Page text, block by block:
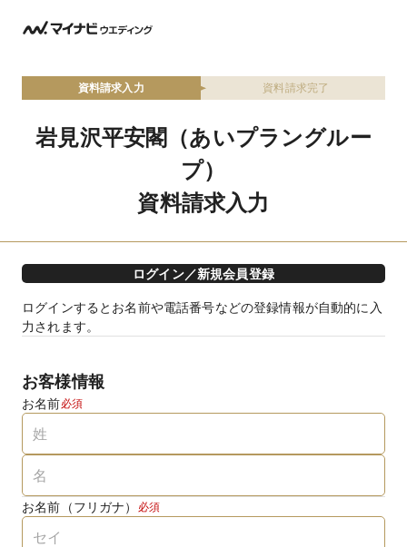
資料請求入力 資料請求完了
岩見沢平安閣（あいプラングルー
プ）
資料請求入力
ログイン／新規会員登録
ログインするとお名前や電話番号などの登録情報が自動的に入
力されます。
お客様情報
お名前必須
お名前（フリガナ） 必須